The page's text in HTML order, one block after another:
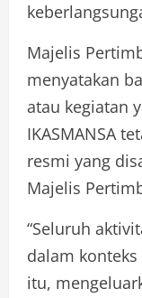
Majelis
menyatakan
atau kegiatan
IKASMANSA
resmi yang
Majelis
“Seluruh
dalam konteks
itu,